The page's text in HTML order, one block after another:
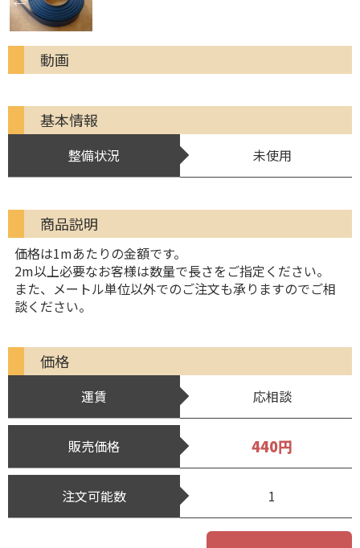
動画
基本情報
整備状況 未使用
商品説明
価格は1mあたりの金額です。
2m以上必要なお客様は数量で長さをご指定ください。
また、メートル単位以外でのご注文も承りますのでご相
談ください。
価格
運賃 応相談
販売価格 440円
注文可能数 1